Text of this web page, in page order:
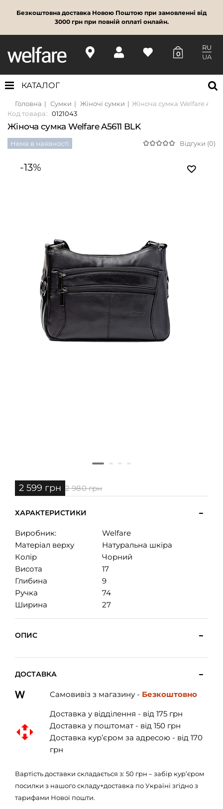
Безкоштовна доставка Новою Поштою при замовленні від
3000 грн при повній оплаті онлайн.
0
RU
UA
КАТАЛОГ
Головна Сумки Жіночі сумки
Жіноча сумка Welfare
Код товара: 0121043
Жіноча сумка Welfare A5611 BLK
Нема в наявності Відгуки (0)
-13%
2 599 грн 2 980 грн
ХАРАКТЕРИСТИКИ
Виробник:
Welfare
Матеріал верху
Натуральна шкіра
Колір
Чорний
Висота
17
Глибина
9
Ручка
74
Ширина
27
ОПИС
ДОСТАВКА
Самовивіз з магазину - Безкоштовно
Доставка у відділення - від 175 грн
Доставка у поштомат - від 150 грн
Доставка кур’єром за адресою - від 170
грн
Вартість доставки складається з: 50 грн – забір кур’єром
посилки з нашого складу+доставка по Україні згідно з
тарифами Нової пошти.